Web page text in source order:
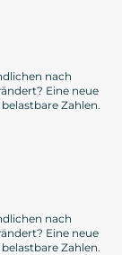
nach
Eine neue
Zahlen.
nach
Eine neue
Zahlen.